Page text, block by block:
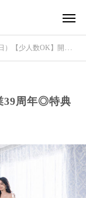
】開業39周年◎特典満載のプレミアムフェア
39周年◎特典